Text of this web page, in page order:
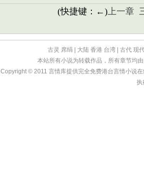
(快捷键：←)上一章
古灵 席绢 大陆 香港 台湾 古代 现
本站所有小说为转载作品，所有章节均
Copyright © 2011 言情库提供完全免费港台言情小说
执